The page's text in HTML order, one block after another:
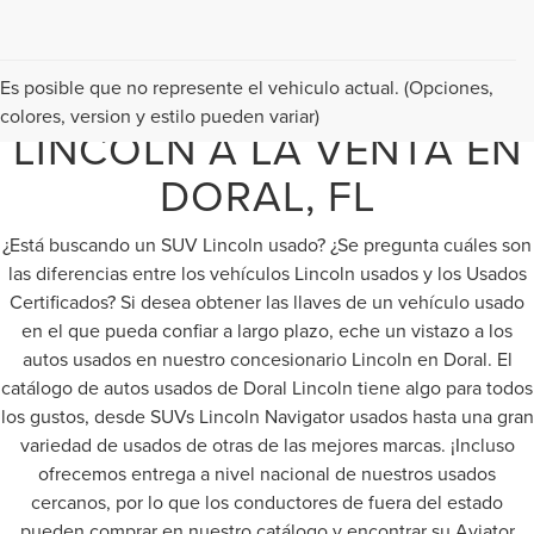
Es posible que no represente el vehiculo actual. (Opciones,
colores, version y estilo pueden variar)
VEHÍCULOS USADOS
LINCOLN A LA VENTA EN
DORAL, FL
¿Está buscando un SUV Lincoln usado? ¿Se pregunta cuáles son
las diferencias entre los vehículos Lincoln usados y los Usados
Certificados? Si desea obtener las llaves de un vehículo usado
en el que pueda confiar a largo plazo, eche un vistazo a los
autos usados en nuestro concesionario Lincoln en Doral. El
catálogo de autos usados de Doral Lincoln tiene algo para todos
los gustos, desde SUVs Lincoln Navigator usados hasta una gran
variedad de usados de otras de las mejores marcas. ¡Incluso
ofrecemos entrega a nivel nacional de nuestros usados
cercanos, por lo que los conductores de fuera del estado